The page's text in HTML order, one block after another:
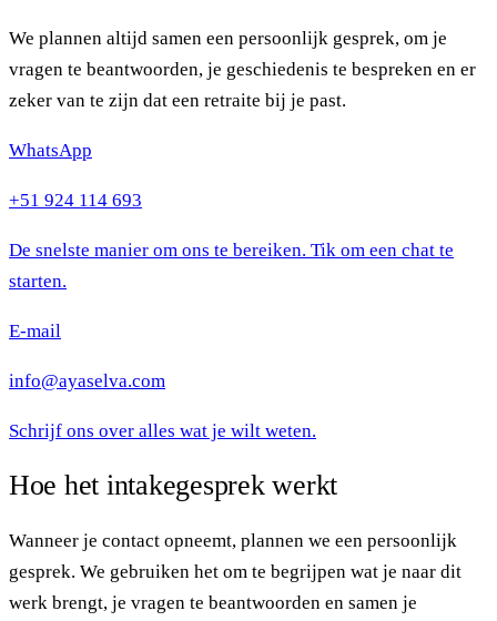
We plannen altijd samen een persoonlijk gesprek, om je
vragen te beantwoorden, je geschiedenis te bespreken en er
zeker van te zijn dat een retraite bij je past.
WhatsApp
+51 924 114 693
De snelste manier om ons te bereiken. Tik om een chat te
starten.
E-mail
info@ayaselva.com
Schrijf ons over alles wat je wilt weten.
Hoe het intakegesprek werkt
Wanneer je contact opneemt, plannen we een persoonlijk
gesprek. We gebruiken het om te begrijpen wat je naar dit
werk brengt, je vragen te beantwoorden en samen je